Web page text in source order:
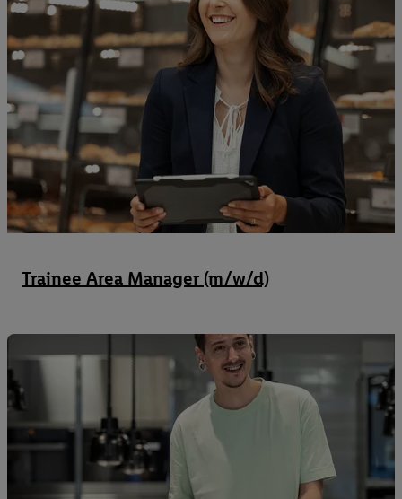
Trainee Area Manager (m/w/d)